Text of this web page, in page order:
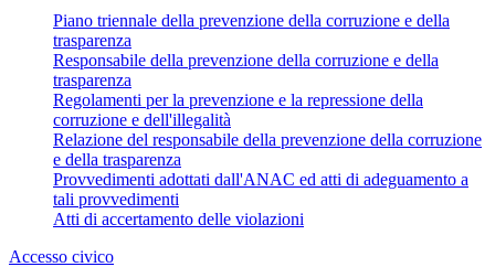
Piano triennale della prevenzione della corruzione e della
trasparenza
Responsabile della prevenzione della corruzione e della
trasparenza
Regolamenti per la prevenzione e la repressione della
corruzione e dell'illegalità
Relazione del responsabile della prevenzione della corruzione
e della trasparenza
Provvedimenti adottati dall'ANAC ed atti di adeguamento a
tali provvedimenti
Atti di accertamento delle violazioni
Accesso civico